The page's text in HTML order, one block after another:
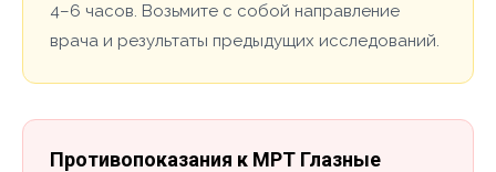
4–6 часов. Возьмите с собой направление
врача и результаты предыдущих исследований.
Противопоказания к МРТ Глазные